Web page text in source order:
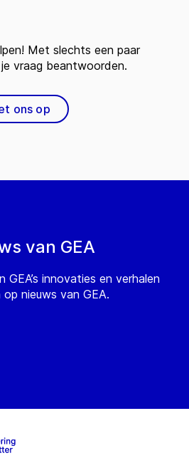
van GEA
innovaties en verhalen
nieuws van GEA.
Met slechts een paar
vraag beantwoorden.
ons op